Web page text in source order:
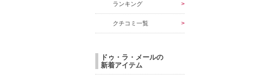
ランキング
クチコミ一覧
ドゥ・ラ・メールの
新着アイテム